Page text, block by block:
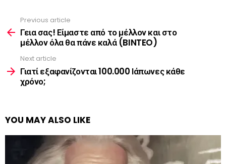
more
Previous article
Γεια σας! Είμαστε από το μέλλον και στο
μέλλον όλα θα πάνε καλά (BINTEO)
Next article
Γιατί εξαφανίζονται 100.000 Ιάπωνες κάθε
χρόνο;
YOU MAY ALSO LIKE